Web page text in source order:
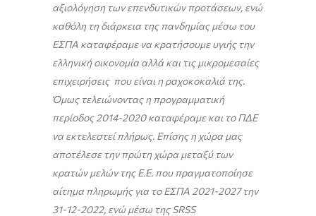
αξιολόγηση των επενδυτικών προτάσεων, ενώ
καθόλη τη διάρκεια της πανδημίας μέσω του
ΕΣΠΑ καταφέραμε να κρατήσουμε υγιής την
ελληνική οικονομία αλλά και τις μικρομεσαίες
επιχειρήσεις που είναι η ραχοκοκαλιά της.
Όμως τελειώνοντας η προγραμματική
περίοδος 2014-2020 καταφέραμε και το ΠΔΕ
να εκτελεστεί πλήρως. Επίσης η χώρα μας
αποτέλεσε την πρώτη χώρα μεταξύ των
κρατών μελών της Ε.Ε. που πραγματοποίησε
αίτημα πληρωμής για το ΕΣΠΑ 2021-2027 την
31-12-2022, ενώ μέσω της SRSS